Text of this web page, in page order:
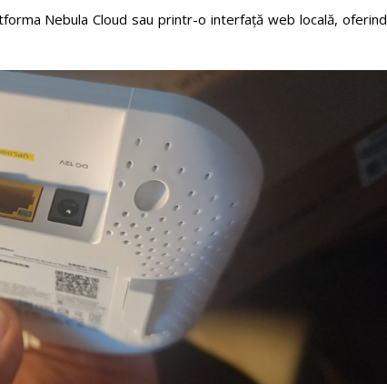
Nebula Cloud sau printr-o interfață web locală, oferind